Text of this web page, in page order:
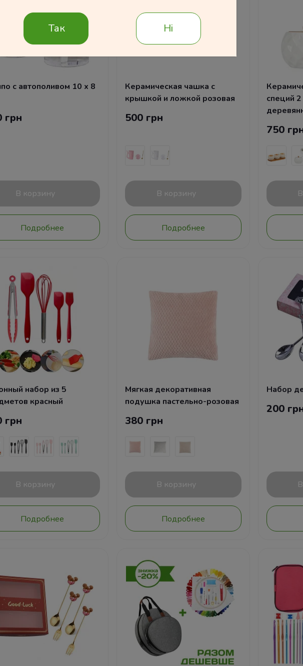
с автополивом 10 х 8
грн
В корзину
Подробнее
Керамическая чашка с
крышкой и ложкой розовая
500 грн
В корзину
Подробнее
специй
750
набор из 5
красный
грн
В корзину
Подробнее
Мягкая декоративная
подушка пастельно-розовая
380 грн
В корзину
Подробнее
Набор
200
Так Ні